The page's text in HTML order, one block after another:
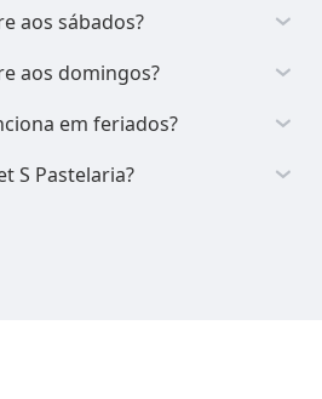
aos sábados?
aos domingos?
em feriados?
S Pastelaria?